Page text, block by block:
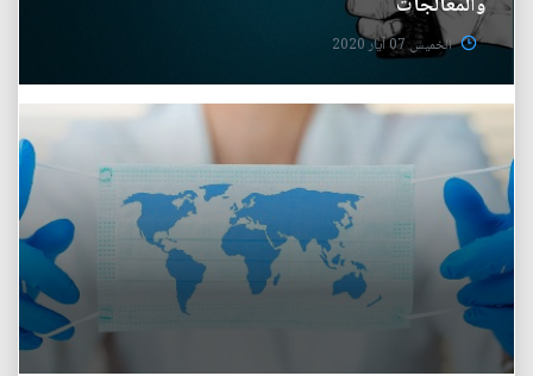
الخميس 07 آيار 2020